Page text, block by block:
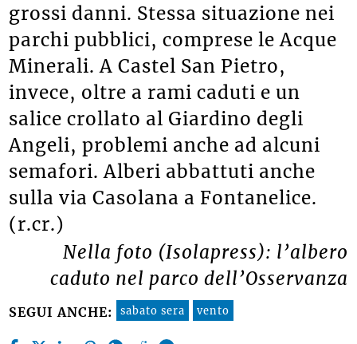
grossi danni. Stessa situazione nei
parchi pubblici, comprese le Acque
Minerali. A Castel San Pietro,
invece, oltre a rami caduti e un
salice crollato al Giardino degli
Angeli, problemi anche ad alcuni
semafori. Alberi abbattuti anche
sulla via Casolana a Fontanelice.
(r.cr.)
Nella foto (Isolapress): l’albero
caduto nel parco dell’Osservanza
SEGUI ANCHE: sabato sera vento